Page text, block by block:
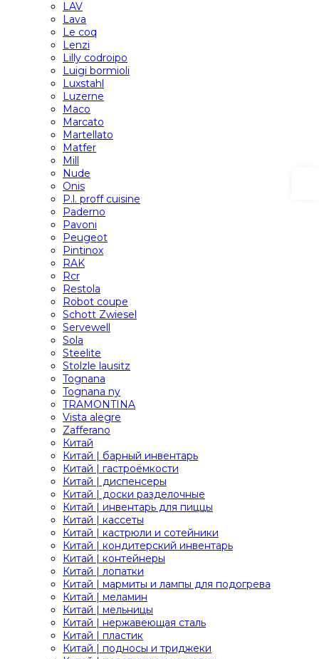
LAV
Lava
Le coq
Lenzi
Lilly codroipo
Luigi bormioli
Luxstahl
Luzerne
Maco
Marcato
Martellato
Matfer
Mill
Nude
Onis
P.l. proff cuisine
Paderno
Pavoni
Peugeot
Pintinox
RAK
Rcr
Restola
Robot coupe
Schott Zwiesel
Servewell
Sola
Steelite
Stolzle lausitz
Tognana
Tognana ny
TRAMONTINA
Vista alegre
Zafferano
Китай
Китай | барный инвентарь
Китай | гастроёмкости
Китай | диспенсеры
Китай | доски разделочные
Китай | инвентарь для пиццы
Китай | кассеты
Китай | кастрюли и сотейники
Китай | кондитерский инвентарь
Китай | контейнеры
Китай | лопатки
Китай | мармиты и лампы для подогрева
Китай | меламин
Китай | мельницы
Китай | нержавеющая сталь
Китай | пластик
Китай | подносы и триджеки